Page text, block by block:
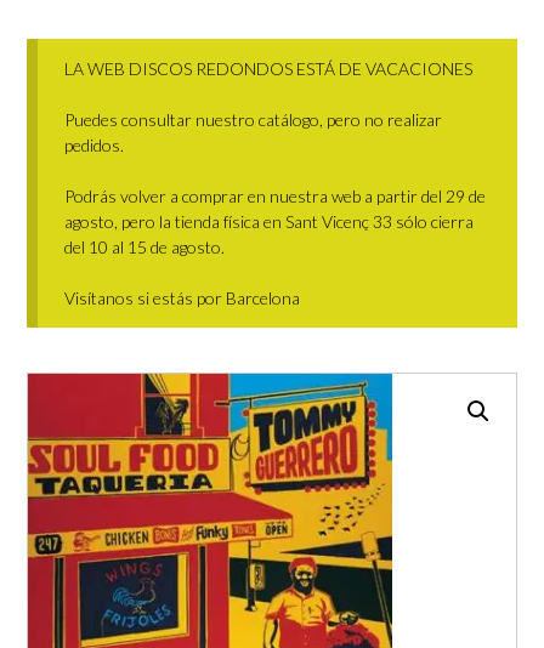
LA WEB DISCOS REDONDOS ESTÁ DE VACACIONES
Puedes consultar nuestro catálogo, pero no realizar
pedidos.
Podrás volver a comprar en nuestra web a partir del 29 de
agosto, pero la tienda física en Sant Vicenç 33 sólo cierra
del 10 al 15 de agosto.
Visítanos si estás por Barcelona